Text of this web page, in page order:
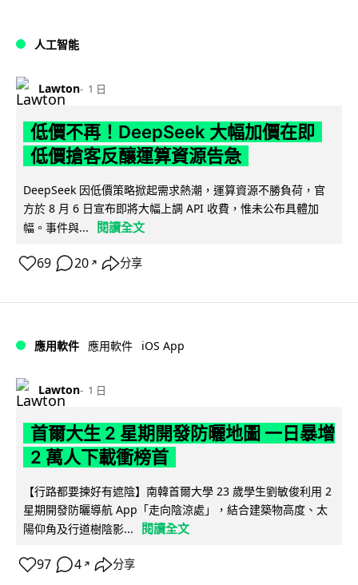
人工智能
Lawton 1 日
低價不再！DeepSeek 大幅加價在即
低價搶客反釀運算資源告急
DeepSeek 因低價策略掀起需求熱潮，運算資源不勝負荷，官
方於 8 月 6 日宣布即將大幅上調 API 收費，惟未公布具體加
幅。事件與...
閱讀全文
69 20 ↗ 分享
應用軟件 應用軟件 iOS App
Lawton 1 日
首爾大生 2 星期開發防曬地圖 一日暴增
2 萬人下載衝榜首
【行路都要揀好有遮陰】南韓首爾大學 23 歲學生劉敏俊利用 2
星期開發防曬導航 App「走向陰涼處」，結合建築物高度、太
陽仰角及行道樹陰影...
閱讀全文
97 4 ↗ 分享